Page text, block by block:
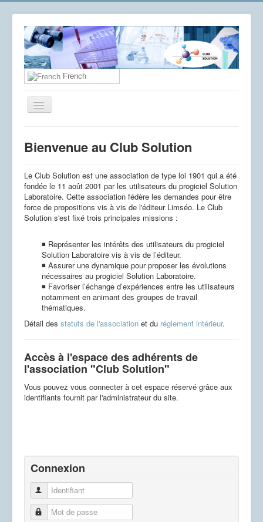
French
Toggle
Devenir adhérent
Contacts
Bienvenue au Club Solution
Le Club Solution est une association de type loi 1901 qui a été
fondée le 11 août 2001 par les utilisateurs du progiciel Solution
Laboratoire. Cette association fédère les demandes pour être
force de propositions vis à vis de l'éditeur Limséo. Le Club
Solution s'est fixé trois principales missions :
◾ Représenter les intérêts des utilisateurs du progiciel
Solution Laboratoire vis à vis de l’éditeur.
◾ Assurer une dynamique pour proposer les évolutions
nécessaires au progiciel Solution Laboratoire.
◾ Favoriser l’échange d’expériences entre les utilisateurs
notamment en animant des groupes de travail
thématiques.
Détail des statuts de l'association et du réglement intérieur.
Accès à l'espace des adhérents de
l'association "Club Solution"
Vous pouvez vous connecter à cet espace réservé grâce aux
identifiants fournit par l'administrateur du site.
Connexion
Identifiant
Mot de passe